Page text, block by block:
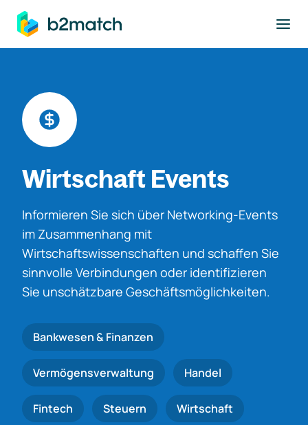
springen
Wirtschaft Events
Informieren Sie sich über Networking-Events
im Zusammenhang mit
Wirtschaftswissenschaften und schaffen Sie
sinnvolle Verbindungen oder identifizieren
Sie unschätzbare Geschäftsmöglichkeiten.
Bankwesen & Finanzen
Vermögensverwaltung Handel
Fintech Steuern Wirtschaft